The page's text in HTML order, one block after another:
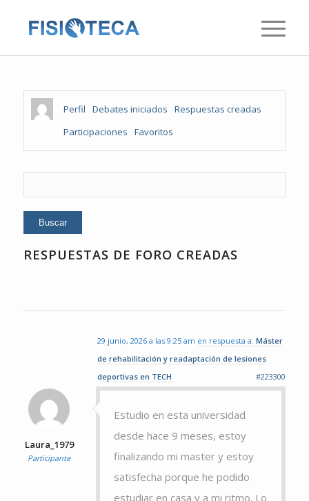
Perfil Debates iniciados
Respuestas creadas
Participaciones
Favoritos
RESPUESTAS DE FORO CREADAS
29 junio, 2026 a las 9:25 am en respuesta a: Máster
de rehabilitación y readaptación de lesiones
deportivas en TECH
#223300
Laura_1979
Participante
Estudio en esta universidad
desde hace 9 meses, estoy
finalizando mi master y estoy
satisfecha porque he podido
estudiar en casa y a mi ritmo. Lo